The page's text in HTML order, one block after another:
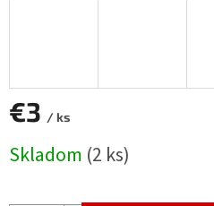
€3 / ks
cena:
Skladom (2 ks)